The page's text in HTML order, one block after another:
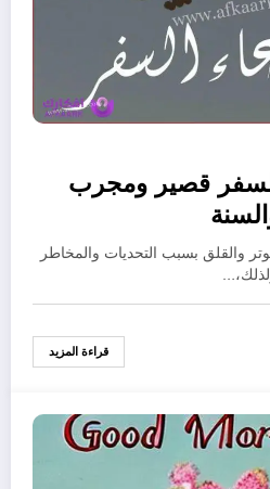
دعاء السفر قصير ومجرب
والقلق بسبب التحديات والمخاطر
قراءة المزيد